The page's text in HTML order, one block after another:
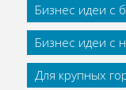
Бизнес идеи с
Бизнес идеи с
Для крупных